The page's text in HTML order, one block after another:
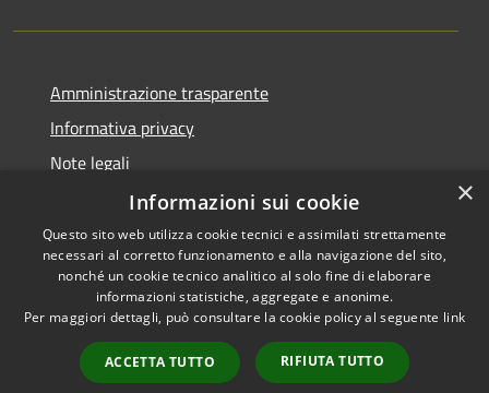
Amministrazione trasparente
Informativa privacy
Note legali
Dichiarazione di accessibilità
RSS
Accessibilità
Copyright © 2026 • Comune di
Municipium•
Accesso
redazione
×
Informazioni sui cookie
Questo sito web utilizza cookie tecnici e assimilati strettamente
necessari al corretto funzionamento e alla navigazione del sito,
nonché un cookie tecnico analitico al solo fine di elaborare
informazioni statistiche, aggregate e anonime.
Per maggiori dettagli, può consultare la cookie policy al seguente link
ACCETTA TUTTO RIFIUTA TUTTO